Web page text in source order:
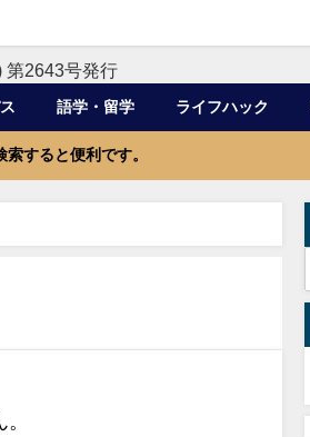
第2643号発行
語学・留学 ライフハック
索すると便利です。